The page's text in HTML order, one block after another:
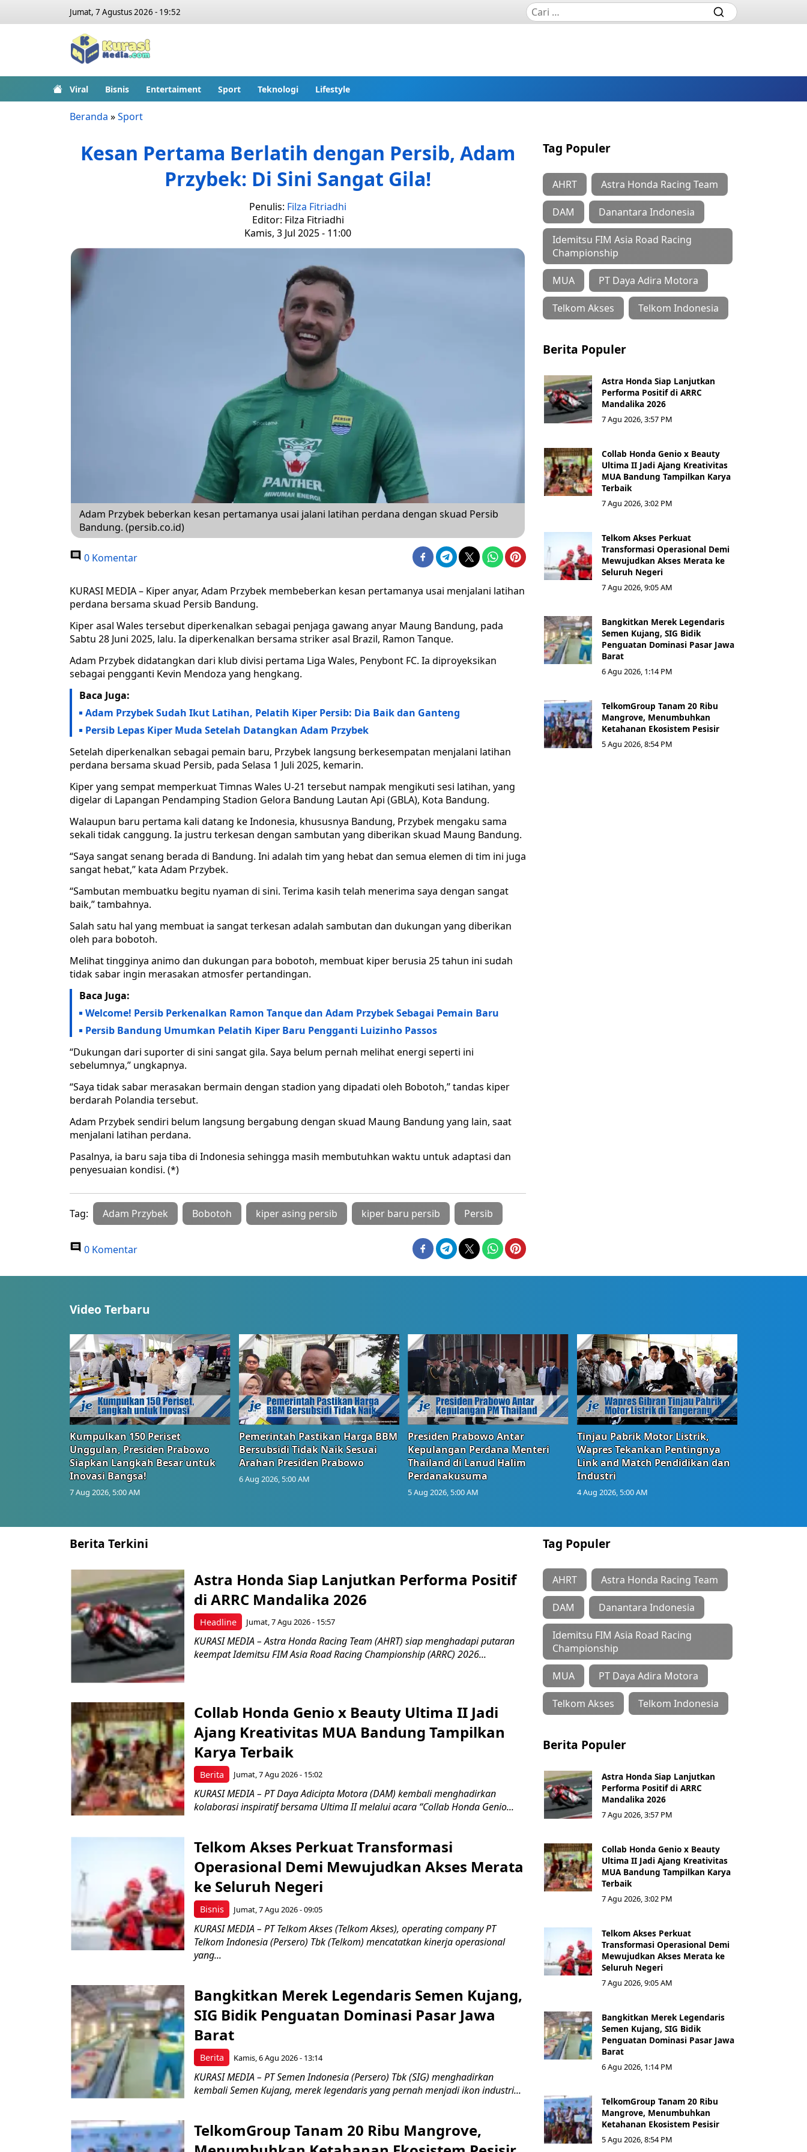
Jumat, 7 Agustus 2026 - 19:52
Viral Bisnis Entertaiment Sport Teknologi Lifestyle
Beranda »Sport
Kesan Pertama Berlatih dengan Persib, Adam
Przybek: Di Sini Sangat Gila!
Penulis: Filza Fitriadhi
Editor: Filza Fitriadhi
Kamis, 3 Jul 2025 - 11:00
Adam Przybek beberkan kesan pertamanya usai jalani latihan perdana dengan skuad Persib
Bandung. (persib.co.id)
0 Komentar
KURASI MEDIA – Kiper anyar, Adam Przybek membeberkan kesan pertamanya usai menjalani latihan
perdana bersama skuad Persib Bandung.
Kiper asal Wales tersebut diperkenalkan sebagai penjaga gawang anyar Maung Bandung, pada
Sabtu 28 Juni 2025, lalu. Ia diperkenalkan bersama striker asal Brazil, Ramon Tanque.
Adam Przybek didatangkan dari klub divisi pertama Liga Wales, Penybont FC. Ia diproyeksikan
sebagai pengganti Kevin Mendoza yang hengkang.
Baca Juga:
Adam Przybek Sudah Ikut Latihan, Pelatih Kiper Persib: Dia Baik dan Ganteng
Persib Lepas Kiper Muda Setelah Datangkan Adam Przybek
Setelah diperkenalkan sebagai pemain baru, Przybek langsung berkesempatan menjalani latihan
perdana bersama skuad Persib, pada Selasa 1 Juli 2025, kemarin.
Kiper yang sempat memperkuat Timnas Wales U-21 tersebut nampak mengikuti sesi latihan, yang
digelar di Lapangan Pendamping Stadion Gelora Bandung Lautan Api (GBLA), Kota Bandung.
Walaupun baru pertama kali datang ke Indonesia, khususnya Bandung, Przybek mengaku sama
sekali tidak canggung. Ia justru terkesan dengan sambutan yang diberikan skuad Maung Bandung.
“Saya sangat senang berada di Bandung. Ini adalah tim yang hebat dan semua elemen di tim ini juga
sangat hebat,” kata Adam Przybek.
“Sambutan membuatku begitu nyaman di sini. Terima kasih telah menerima saya dengan sangat
baik,” tambahnya.
Salah satu hal yang membuat ia sangat terkesan adalah sambutan dan dukungan yang diberikan
oleh para bobotoh.
Melihat tingginya animo dan dukungan para bobotoh, membuat kiper berusia 25 tahun ini sudah
tidak sabar ingin merasakan atmosfer pertandingan.
Baca Juga:
Welcome! Persib Perkenalkan Ramon Tanque dan Adam Przybek Sebagai Pemain Baru
Persib Bandung Umumkan Pelatih Kiper Baru Pengganti Luizinho Passos
“Dukungan dari suporter di sini sangat gila. Saya belum pernah melihat energi seperti ini
sebelumnya,” ungkapnya.
“Saya tidak sabar merasakan bermain dengan stadion yang dipadati oleh Bobotoh,” tandas kiper
berdarah Polandia tersebut.
Adam Przybek sendiri belum langsung bergabung dengan skuad Maung Bandung yang lain, saat
menjalani latihan perdana.
Pasalnya, ia baru saja tiba di Indonesia sehingga masih membutuhkan waktu untuk adaptasi dan
penyesuaian kondisi. (*)
Tag: Adam Przybek Bobotoh kiper asing persib kiper baru persib Persib
0 Komentar
Tag Populer
AHRT Astra Honda Racing Team
DAM Danantara Indonesia
Idemitsu FIM Asia Road Racing
Championship
MUA PT Daya Adira Motora
Telkom Akses Telkom Indonesia
Berita Populer
Astra Honda Siap Lanjutkan
Performa Positif di ARRC
Mandalika 2026
7 Agu 2026, 3:57 PM
Collab Honda Genio x Beauty
Ultima II Jadi Ajang Kreativitas
MUA Bandung Tampilkan Karya
Terbaik
7 Agu 2026, 3:02 PM
Telkom Akses Perkuat
Transformasi Operasional Demi
Mewujudkan Akses Merata ke
Seluruh Negeri
7 Agu 2026, 9:05 AM
Bangkitkan Merek Legendaris
Semen Kujang, SIG Bidik
Penguatan Dominasi Pasar Jawa
Barat
6 Agu 2026, 1:14 PM
TelkomGroup Tanam 20 Ribu
Mangrove, Menumbuhkan
Ketahanan Ekosistem Pesisir
5 Agu 2026, 8:54 PM
Video Terbaru
Kumpulkan 150 Periset
Unggulan, Presiden Prabowo
Siapkan Langkah Besar untuk
Inovasi Bangsa!
7 Aug 2026, 5:00 AM
Pemerintah Pastikan Harga BBM
Bersubsidi Tidak Naik Sesuai
Arahan Presiden Prabowo
6 Aug 2026, 5:00 AM
Presiden Prabowo Antar
Kepulangan Perdana Menteri
Thailand di Lanud Halim
Perdanakusuma
5 Aug 2026, 5:00 AM
Tinjau Pabrik Motor Listrik,
Wapres Tekankan Pentingnya
Link and Match Pendidikan dan
Industri
4 Aug 2026, 5:00 AM
Berita Terkini
Headline
Astra Honda Siap Lanjutkan Performa Positif
di ARRC Mandalika 2026
Jumat, 7 Agu 2026 - 15:57
KURASI MEDIA – Astra Honda Racing Team (AHRT) siap menghadapi putaran
keempat Idemitsu FIM Asia Road Racing Championship (ARRC) 2026...
Berita
Collab Honda Genio x Beauty Ultima II Jadi
Ajang Kreativitas MUA Bandung Tampilkan
Karya Terbaik
Jumat, 7 Agu 2026 - 15:02
KURASI MEDIA – PT Daya Adicipta Motora (DAM) kembali menghadirkan
kolaborasi inspiratif bersama Ultima II melalui acara “Collab Honda Genio...
Bisnis
Telkom Akses Perkuat Transformasi
Operasional Demi Mewujudkan Akses Merata
ke Seluruh Negeri
Jumat, 7 Agu 2026 - 09:05
KURASI MEDIA – PT Telkom Akses (Telkom Akses), operating company PT
Telkom Indonesia (Persero) Tbk (Telkom) mencatatkan kinerja operasional
yang...
Berita
Bangkitkan Merek Legendaris Semen Kujang,
SIG Bidik Penguatan Dominasi Pasar Jawa
Barat
Kamis, 6 Agu 2026 - 13:14
KURASI MEDIA – PT Semen Indonesia (Persero) Tbk (SIG) menghadirkan
kembali Semen Kujang, merek legendaris yang pernah menjadi ikon industri...
TelkomGroup Tanam 20 Ribu Mangrove,
Tag Populer
AHRT Astra Honda Racing Team
DAM Danantara Indonesia
Idemitsu FIM Asia Road Racing
Championship
MUA PT Daya Adira Motora
Telkom Akses Telkom Indonesia
Berita Populer
Astra Honda Siap Lanjutkan
Performa Positif di ARRC
Mandalika 2026
7 Agu 2026, 3:57 PM
Collab Honda Genio x Beauty
Ultima II Jadi Ajang Kreativitas
MUA Bandung Tampilkan Karya
Terbaik
7 Agu 2026, 3:02 PM
Telkom Akses Perkuat
Transformasi Operasional Demi
Mewujudkan Akses Merata ke
Seluruh Negeri
7 Agu 2026, 9:05 AM
Bangkitkan Merek Legendaris
Semen Kujang, SIG Bidik
Penguatan Dominasi Pasar Jawa
Barat
6 Agu 2026, 1:14 PM
TelkomGroup Tanam 20 Ribu
Mangrove, Menumbuhkan
Ketahanan Ekosistem Pesisir
5 Agu 2026, 8:54 PM